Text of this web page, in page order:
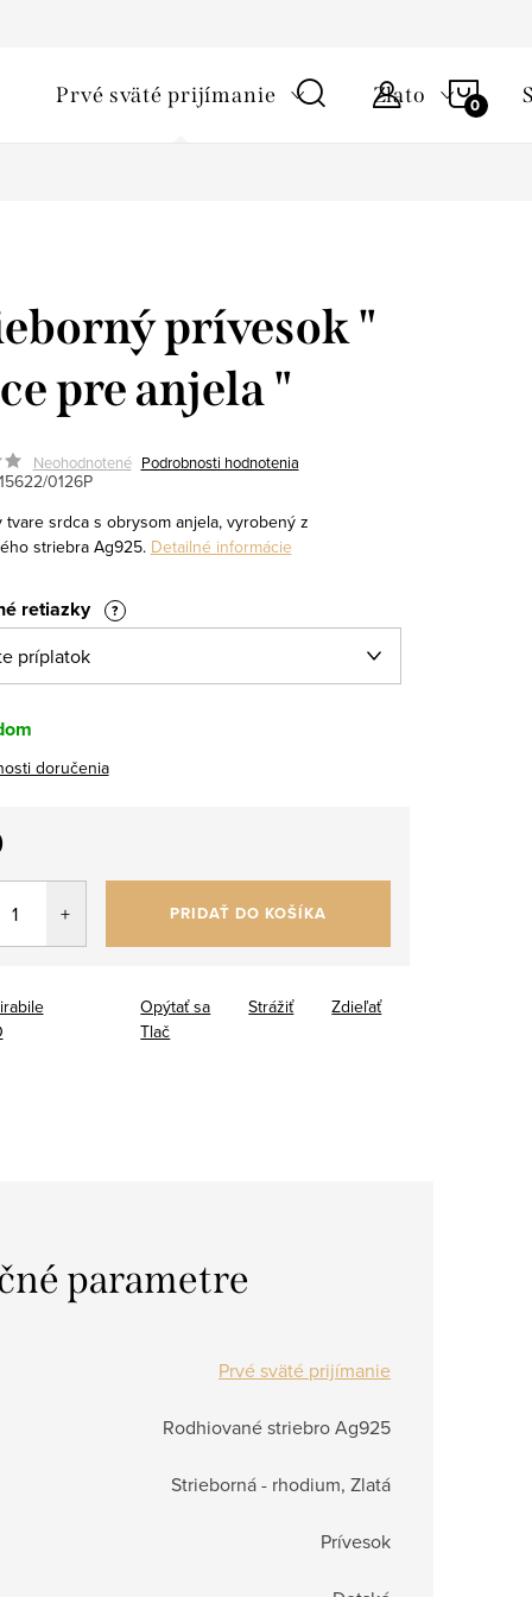
Prvé sväté prijímanie Zlato
prívesok "
pre anjela "
Neohodnotené Podrobnosti hodnotenia
0126P
tvare srdca s obrysom anjela, vyrobený z
striebra Ag925. Detailné informácie
retiazky ?
doručenia
PRIDAŤ DO KOŠÍKA
Tlač
Opýtať sa Strážiť Zdieľať
parametre
Prvé sväté prijímanie
Rodhiované striebro Ag925
Strieborná - rhodium, Zlatá
Prívesok